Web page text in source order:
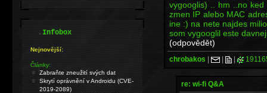
vygooglis) .. hm ..no
zmen IP alebo MAC
ine :) na nete najdes
som vygooglil este
(odpovědět)
chrobakos | | |
re: wi-fi Q&A
.Infobox
Nejnovější:
Články:
Zabraňte zneužití svých dat
Skrytí oprávnění v Androidu (CVE-
2019-2089)